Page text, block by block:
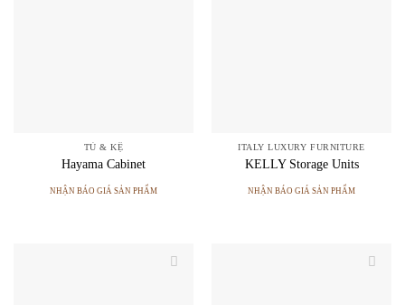
TỦ & KỆ
Hayama Cabinet
NHẬN BÁO GIÁ SẢN PHẨM
ITALY LUXURY FURNITURE
KELLY Storage Units
NHẬN BÁO GIÁ SẢN PHẨM